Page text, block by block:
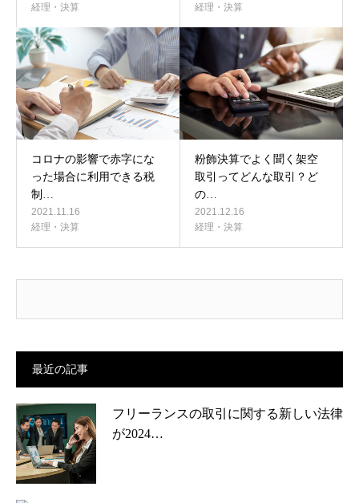
経理・決算
経理・決算
コロナの影響で赤字にな
った場合に利用できる税
制…
2021.11.16
経理・決算
粉飾決算でよく聞く架空
取引ってどんな取引？ど
の…
2021.12.16
経理・決算
最近の記事
フリーランスの取引に関する新しい法律
が2024…